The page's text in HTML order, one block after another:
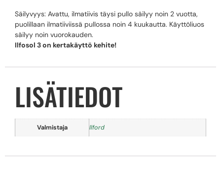
Säilyvyys: Avattu, ilmatiivis täysi pullo säilyy noin 2 vuotta,
puolillaan ilmatiiviissä pullossa noin 4 kuukautta. Käyttöliuos
säilyy noin vuorokauden.
Ilfosol 3 on kertakäyttö kehite!
LISÄTIEDOT
Valmistaja Ilford